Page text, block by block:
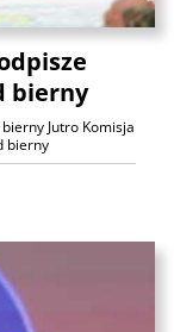
bierny
Jutro Komisja
bierny